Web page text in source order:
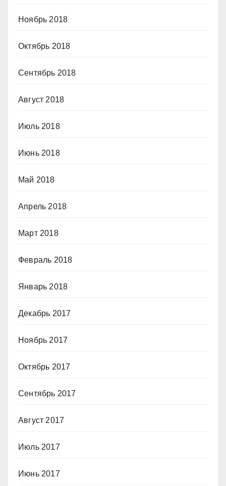
Ноябрь 2018
Октябрь 2018
Сентябрь 2018
Август 2018
Июль 2018
Июнь 2018
Май 2018
Апрель 2018
Март 2018
Февраль 2018
Январь 2018
Декабрь 2017
Ноябрь 2017
Октябрь 2017
Сентябрь 2017
Август 2017
Июль 2017
Июнь 2017